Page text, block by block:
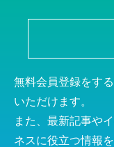
無料会員登録をす
いただけます。
また、最新記事や
ネスに役立つ情報